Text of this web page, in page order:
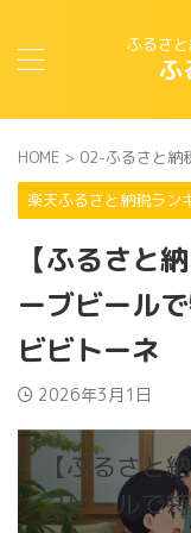
ふるさ
ふ
HOME > 02-ふるさと納
楽天ふるさと納税ラン
【ふるさと
ーブビール
ビビトーネ
2026年3月1日
【ふるさと
ブビールで